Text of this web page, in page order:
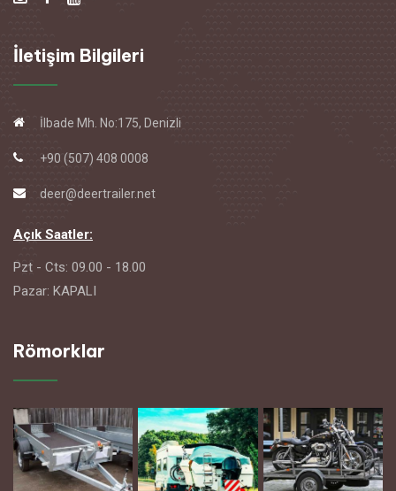
İletişim Bilgileri
İlbade Mh. No:175, Denizli
+90 (507) 408 0008
deer@deertrailer.net
Açık Saatler:
Pzt - Cts: 09.00 - 18.00
Pazar: KAPALI
Römorklar